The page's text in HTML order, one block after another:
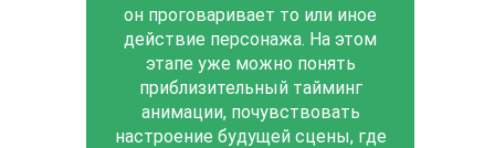
он проговаривает то или иное
действие персонажа. На этом
этапе уже можно понять
приблизительный тайминг
анимации, почувствовать
настроение будущей сцены, где